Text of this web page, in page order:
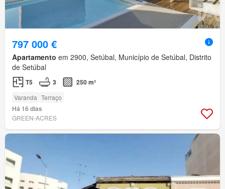
797 000 €
Apartamento em 2900, Setúbal, Município de Setúbal, Distrito
de Setúbal
T5 3 250 m²
Varanda Terraço
Há 16 dias
GREEN-ACRES